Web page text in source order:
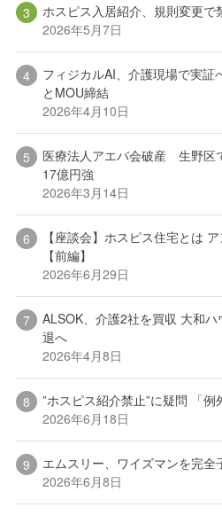
ホスピス入居紹介、規則変更
2026年5月7日
フィジカルAI、介護現場で実
とMOU締結
2026年4月10日
医療法人アエバ会破産 生野区
17億円強
2026年3月14日
【座談会】ホスピス住宅とは
【前編】
2026年6月29日
ALSOK、介護2社を買収 大和
退へ
2026年4月8日
”ホスピス紹介禁止”に疑問 「例
2026年6月18日
エムスリー、ワイズマンを完全
2026年6月8日